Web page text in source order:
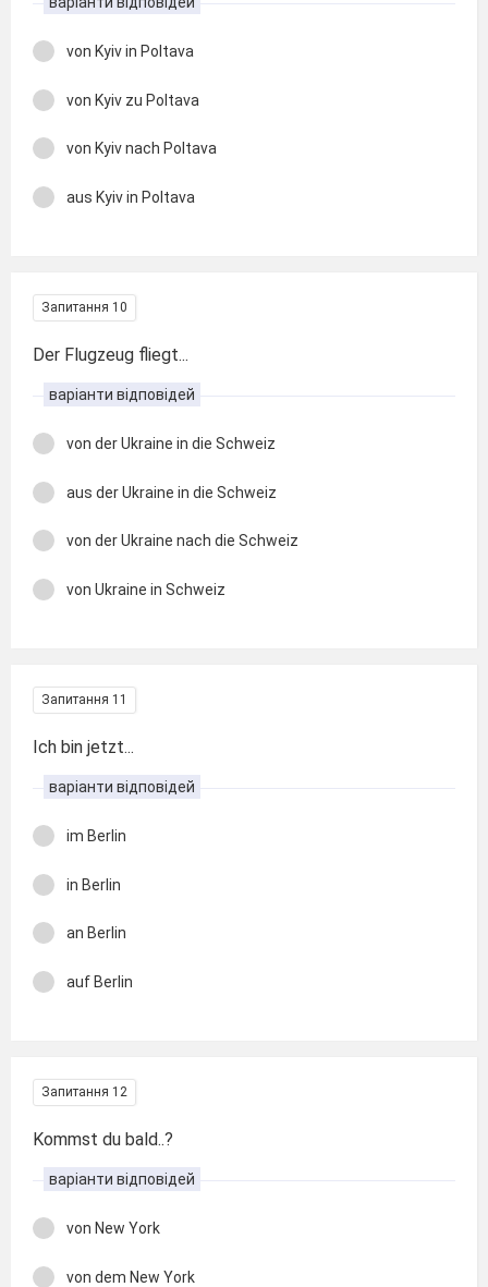
von Kyiv in Poltava
von Kyiv zu Poltava
von Kyiv nach Poltava
aus Kyiv in Poltava
Запитання 10
Der Flugzeug fliegt...
варіанти відповідей
von der Ukraine in die Schweiz
aus der Ukraine in die Schweiz
von der Ukraine nach die Schweiz
von Ukraine in Schweiz
Запитання 11
Ich bin jetzt...
варіанти відповідей
im Berlin
in Berlin
an Berlin
auf Berlin
Запитання 12
Kommst du bald..?
варіанти відповідей
von New York
von dem New York